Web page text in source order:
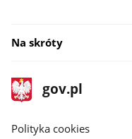
Na skróty
stopka
gov.pl
Strona
gov.pl
gov.pl
Polityka cookies